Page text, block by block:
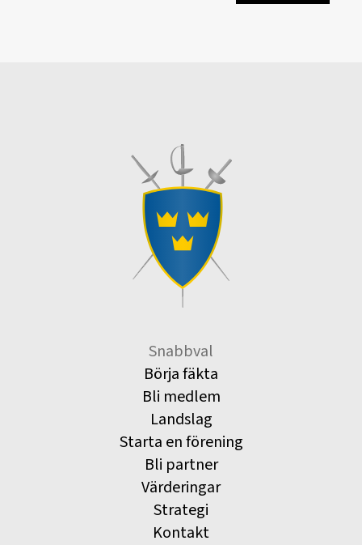
Snabbval
Börja fäkta
Bli medlem
Landslag
Starta en förening
Bli partner
Värderingar
Strategi
Kontakt